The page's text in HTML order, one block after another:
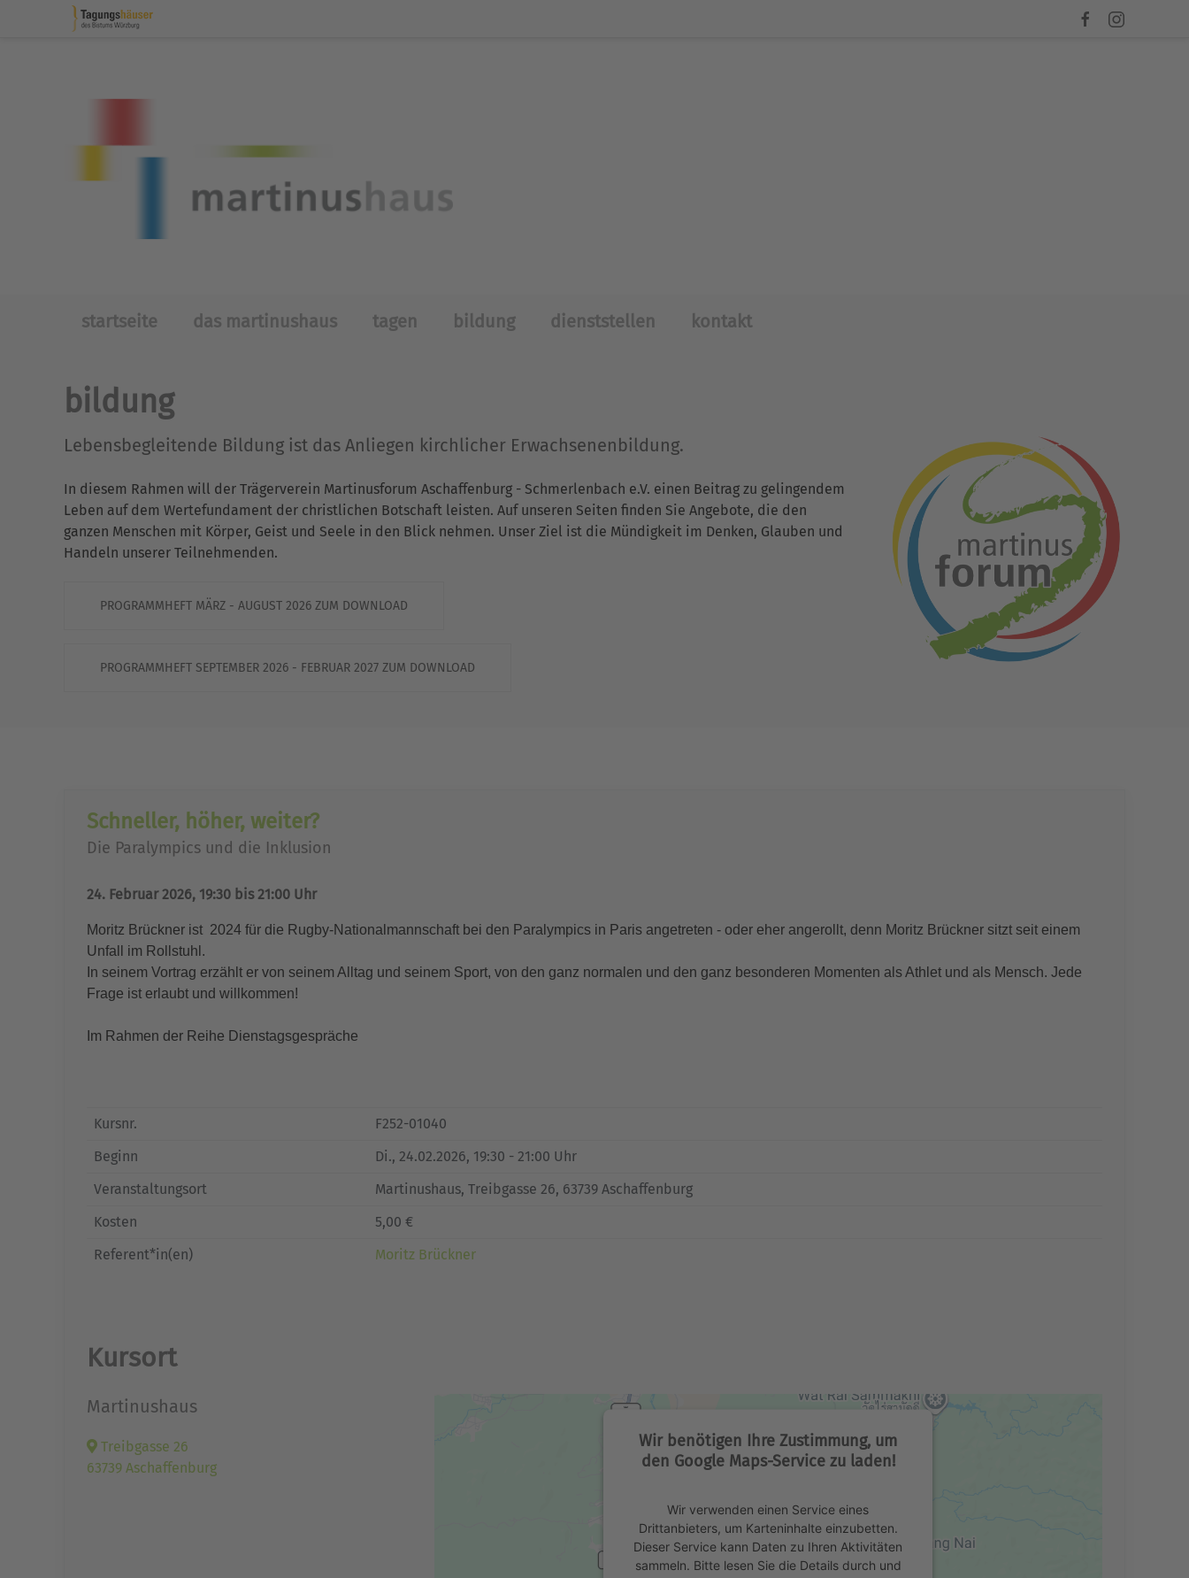
startseite das martinushaus tagen bildung dienststellen kontakt
bildung
Lebensbegleitende Bildung ist das Anliegen kirchlicher Erwachsenenbildung.
In diesem Rahmen will der Trägerverein Martinusforum Aschaffenburg - Schmerlenbach e.V. einen Beitrag zu gelingendem
Leben auf dem Wertefundament der christlichen Botschaft leisten. Auf unseren Seiten finden Sie Angebote, die den
ganzen Menschen mit Körper, Geist und Seele in den Blick nehmen. Unser Ziel ist die Mündigkeit im Denken, Glauben und
Handeln unserer Teilnehmenden.
PROGRAMMHEFT MÄRZ - AUGUST 2026 ZUM DOWNLOAD
PROGRAMMHEFT SEPTEMBER 2026 - FEBRUAR 2027 ZUM DOWNLOAD
Schneller, höher, weiter?
Die Paralympics und die Inklusion
24. Februar 2026, 19:30 bis 21:00 Uhr
Moritz Brückner ist 2024 für die Rugby-Nationalmannschaft bei den Paralympics in Paris angetreten - oder eher angerollt, denn Moritz Brückner sitzt seit einem
Unfall im Rollstuhl.
In seinem Vortrag erzählt er von seinem Alltag und seinem Sport, von den ganz normalen und den ganz besonderen Momenten als Athlet und als Mensch. Jede
Frage ist erlaubt und willkommen!
Im Rahmen der Reihe Dienstagsgespräche
Kursnr.
F252-01040
Beginn
Di., 24.02.2026, 19:30 - 21:00 Uhr
Veranstaltungsort
Martinushaus, Treibgasse 26, 63739 Aschaffenburg
Kosten
5,00 €
Referent*in(en)
Moritz Brückner
Kursort
Martinushaus
Treibgasse 26
63739 Aschaffenburg
Wir benötigen Ihre Zustimmung, um
den Google Maps-Service zu laden!
Wir verwenden einen Service eines
Drittanbieters, um Karteninhalte einzubetten.
Dieser Service kann Daten zu Ihren Aktivitäten
sammeln. Bitte lesen Sie die Details durch und